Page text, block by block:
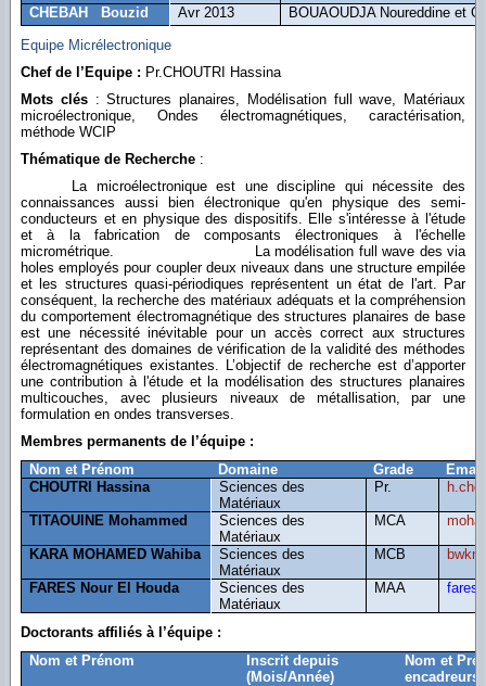
CHEBAH Bouzid
Avr 2013
BOUAOUDJA Noureddine et
Equipe Micrélectronique
Chef de l’Equipe : Pr.CHOUTRI Hassina
Mots clés : Structures planaires, Modélisation full wave, Matériaux
microélectronique, Ondes électromagnétiques, caractérisation,
méthode WCIP
Thématique de Recherche :
La microélectronique est une discipline qui nécessite des
connaissances aussi bien électronique qu'en physique des semi-
conducteurs et en physique des dispositifs. Elle s'intéresse à l'étude
et à la fabrication de composants électroniques à l'échelle
micrométrique. La modélisation full wave des via
holes employés pour coupler deux niveaux dans une structure empilée
et les structures quasi-périodiques représentent un état de l'art. Par
conséquent, la recherche des matériaux adéquats et la compréhension
du comportement électromagnétique des structures planaires de base
est une nécessité inévitable pour un accès correct aux structures
représentant des domaines de vérification de la validité des méthodes
électromagnétiques existantes. L’objectif de recherche est d’apporter
une contribution à l'étude et la modélisation des structures planaires
multicouches, avec plusieurs niveaux de métallisation, par une
formulation en ondes transverses.
Membres permanents de l’équipe :
Nom et Prénom
Domaine Grade
CHOUTRI Hassina
Sciences des
Matériaux
Pr.
TITAOUINE Mohammed
Sciences des
Matériaux
MCA
KARA MOHAMED Wahiba
Sciences des
Matériaux
MCB
FARES Nour El Houda
Sciences des
Matériaux
MAA
Doctorants affiliés à l’équipe :
Nom et Prénom
Inscrit depuis
(Mois/Année)
Nom et
encadreurs